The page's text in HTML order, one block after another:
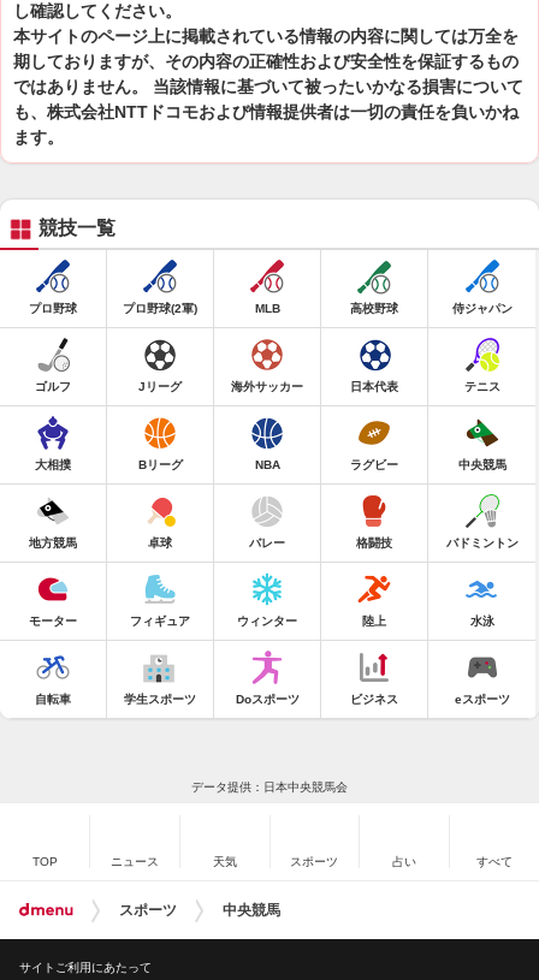
し確認してください。
本サイトのページ上に掲載されている情報の内容に関しては万全を
期しておりますが、その内容の正確性および安全性を保証するもの
ではありません。 当該情報に基づいて被ったいかなる損害について
も、株式会社NTTドコモおよび情報提供者は一切の責任を負いかね
ます。
競技一覧
プロ野球 プロ野球(2軍) MLB 高校野球 侍ジャパン
ゴルフ Jリーグ 海外サッカー 日本代表 テニス
大相撲 Bリーグ NBA ラグビー 中央競馬
地方競馬 卓球 バレー 格闘技 バドミントン
モーター フィギュア ウィンター 陸上 水泳
自転車 学生スポーツ Doスポーツ ビジネス eスポーツ
データ提供：日本中央競馬会
TOP ニュース 天気 スポーツ 占い すべて
スポーツ 中央競馬
サイトご利用にあたって